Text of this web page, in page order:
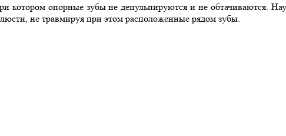
котором опорные зубы не депульпируются и не обтачиваются.
не травмируя при этом расположенные рядом зубы.